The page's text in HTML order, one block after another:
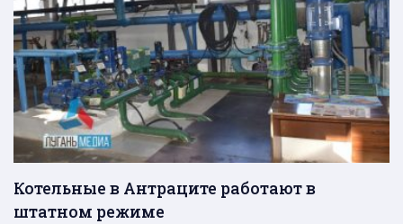
Котельные в Антраците работают в
штатном режиме